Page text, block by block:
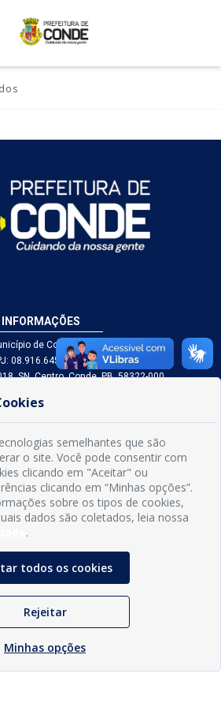
INFORMAÇÕES
de Conde - PB
08.916.645/0001-80
SN, Centro, Conde, PB, 58322-000
a sexta, das 8h às 14h.
Conde | Desenvolvido porSogo Tecnologia
semelhantes que são
o site. Você pode consentir com
clicando em "Aceitar" ou
clicando em “Minhas opções”.
sobre os tipos de cookies,
dados são coletados, leia nossa
.
todos os cookies
Rejeitar
Minhas opções